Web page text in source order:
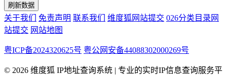
刷新数据
关于我们 免责声明 联系我们 维度狐网站提交 026分类目录网
站提交 网站地图
粤ICP备2024320625号 粤公网安备44088302000269号
© 2026 维度狐 IP地址查询系统 | 专业的实时IP信息查询服务平